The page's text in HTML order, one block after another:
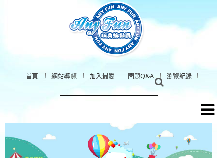
首頁 網站導覽 加入最愛 問題Q&A 瀏覽紀錄